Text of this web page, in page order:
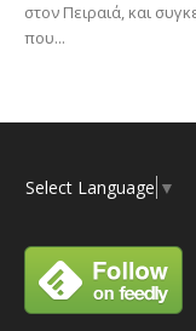
στον Πειραιά, και
που...
Select Language ▼